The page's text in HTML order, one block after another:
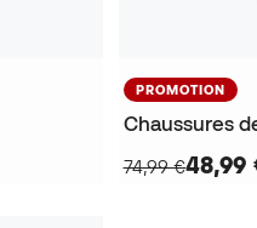
PROMOTION
Chaussures
74,99 €48,99